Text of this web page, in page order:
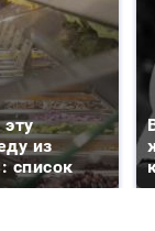
из
список